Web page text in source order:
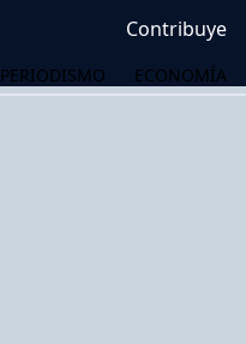
Contribuye
PERIODISMO ECONOMÍA